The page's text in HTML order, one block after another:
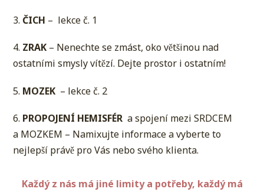
3. ČICH – lekce č. 1
4. ZRAK – Nenechte se zmást, oko většinou nad
ostatními smysly vítězí. Dejte prostor i ostatním!
5. MOZEK – lekce č. 2
6. PROPOJENÍ HEMISFÉR a spojení mezi SRDCEM
a MOZKEM – Namixujte informace a vyberte to
nejlepší právě pro Vás nebo svého klienta.
Každý z nás má jiné limity a potřeby, každý má